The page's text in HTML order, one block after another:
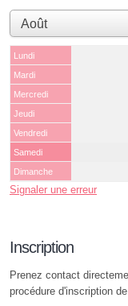
Lundi
Mardi
Mercredi
Jeudi
Vendredi
Samedi
Dimanche
Signaler une erreur
Inscription
Prenez contact
procédure d'inscription